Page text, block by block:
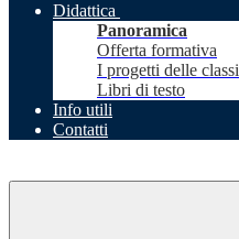
Didattica
Panoramica
Offerta formativa
I progetti delle classi
Libri di testo
Info utili
Contatti